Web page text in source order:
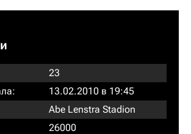
23
13.02.2010 в 19:45
Abe Lenstra Stadion
26000